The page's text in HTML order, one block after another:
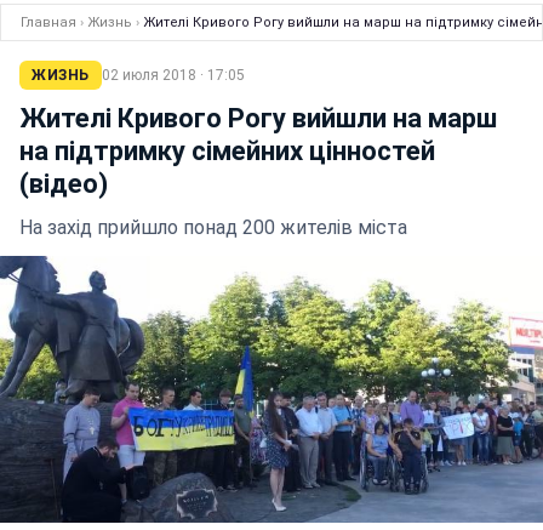
Главная › Жизнь › Жителі Кривого Рогу вийшли на марш на підтримку
ЖИЗНЬ 02 июля 2018 · 17:05
Жителі Кривого Рогу вийшли на марш
на підтримку сімейних цінностей
(відео)
На захід прийшло понад 200 жителів міста